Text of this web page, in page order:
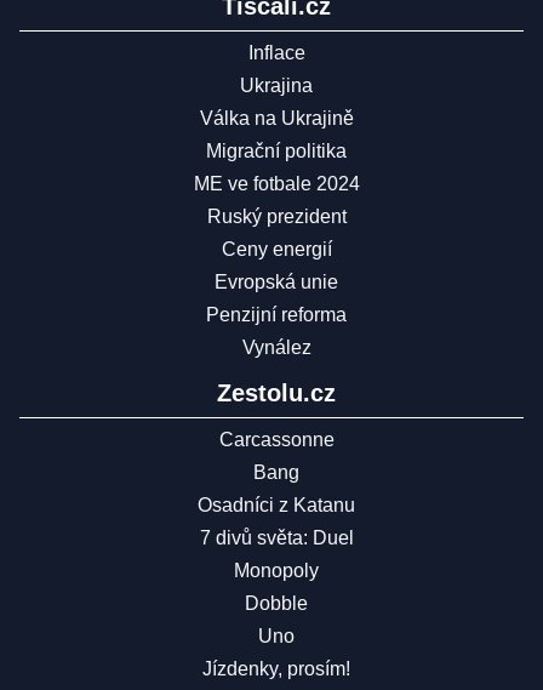
Tiscali.cz
Inflace
Ukrajina
Válka na Ukrajině
Migrační politika
ME ve fotbale 2024
Ruský prezident
Ceny energií
Evropská unie
Penzijní reforma
Vynález
Zestolu.cz
Carcassonne
Bang
Osadníci z Katanu
7 divů světa: Duel
Monopoly
Dobble
Uno
Jízdenky, prosím!